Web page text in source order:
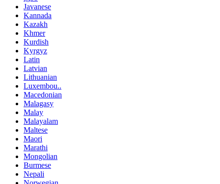
Javanese
Kannada
Kazakh
Khmer
Kurdish
Kyrgyz
Latin
Latvian
Lithuanian
Luxembou..
Macedonian
Malagasy
Malay
Malayalam
Maltese
Maori
Marathi
Mongolian
Burmese
Nepali